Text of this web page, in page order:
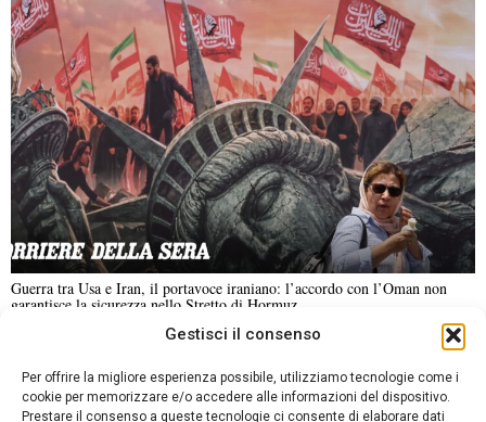
Gestisci il consenso
Per offrire la migliore esperienza possibile, utilizziamo tecnologie come i
cookie per memorizzare e/o accedere alle informazioni del dispositivo.
Prestare il consenso a queste tecnologie ci consente di elaborare dati
Guerra tra Usa e Iran, il portavoce iraniano: l’accordo con l’Oman non
garantisce la sicurezza nello Stretto di Hormuz
ANALISI E OPINIONI
SPORT CULTURA VIAGGI